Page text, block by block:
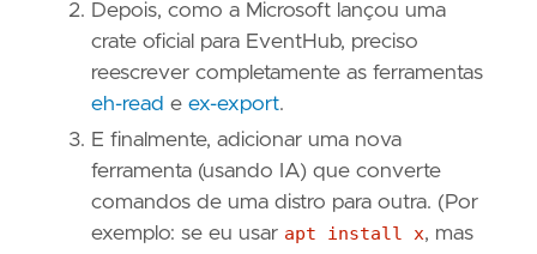
Depois, como a Microsoft lançou uma
crate oficial para EventHub, preciso
reescrever completamente as ferramentas
eh-read e ex-export.
E finalmente, adicionar uma nova
ferramenta (usando IA) que converte
comandos de uma distro para outra. (Por
exemplo: se eu usar apt install x, mas